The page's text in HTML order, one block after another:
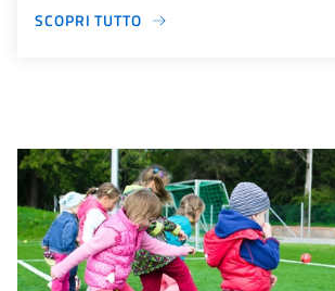
SCOPRI TUTTO